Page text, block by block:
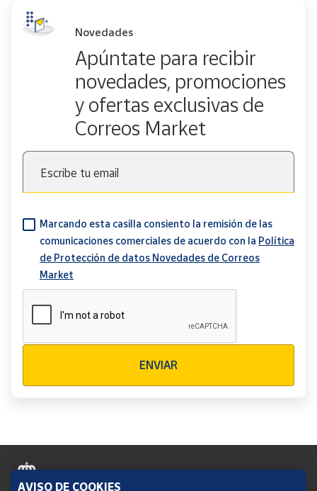
Novedades
Apúntate para recibir
novedades, promociones
y ofertas exclusivas de
Correos Market
Escribe tu email
Marcando esta casilla consiento la remisión de las
comunicaciones comerciales de acuerdo con la Política
de Protección de datos Novedades de Correos
Market
ENVIAR
AVISO DE COOKIES